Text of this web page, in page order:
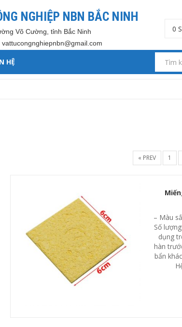
NGHIỆP NBN BẮC NINH
Võ Cường, tỉnh Bắc Ninh
vattucongnghiepnbn@gmail.com
0
HỆ
« PREV 1
– Màu
Số
dụng
hàn
bẩn